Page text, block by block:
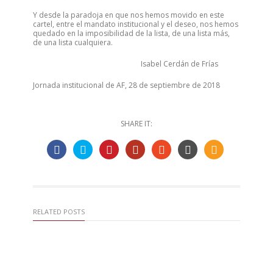
Y desde la paradoja en que nos hemos movido en este
cartel, entre el mandato institucional y el deseo, nos hemos
quedado en la imposibilidad de la lista, de una lista más,
de una lista cualquiera.
Isabel Cerdán de Frías
Jornada institucional de AF, 28 de septiembre de 2018
SHARE IT:
RELATED POSTS